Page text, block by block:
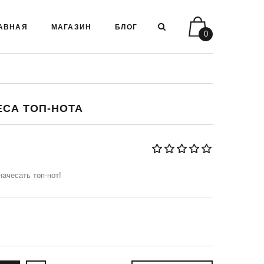
0
МАГАЗИН БЛОГ
ТОП-НОТА
топ-нот!